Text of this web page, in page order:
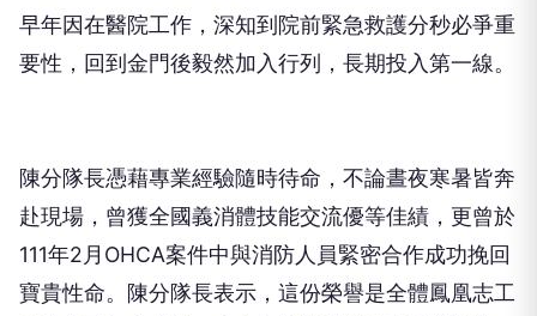
要性，回到金門後毅然加入行列，長期投入第一線。
赴現場，曾獲全國義消體技能交流優等佳績，更曾於
111年2月OHCA案件中與消防人員緊密合作成功挽回
寶貴性命。陳分隊長表示，這份榮譽是全體鳳凰志工
夥伴共同努力成果，未來也將持續精進專業救護技